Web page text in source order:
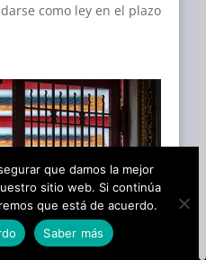
como ley en el plazo
que damos la mejor
sitio web. Si continúa
que está de acuerdo.
Saber más